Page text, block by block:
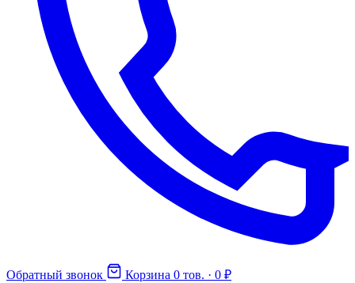
Обратный звонок Корзина 0 тов. · 0 ₽